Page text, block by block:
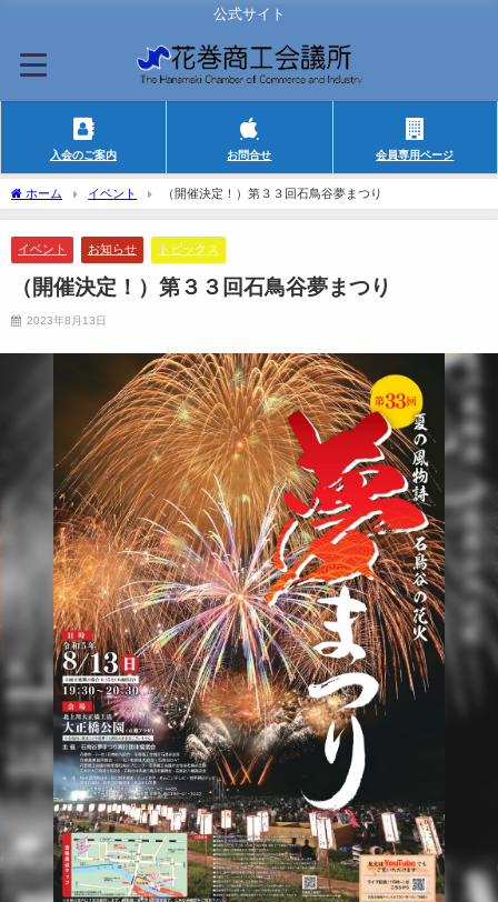
公式サイト
入会のご案内 お問合せ 会員専用ページ
ホーム イベント （開催決定！）第３３回石鳥谷夢まつり
イベント お知らせ トピックス
（開催決定！）第３３回石鳥谷夢まつり
2023年8月13日